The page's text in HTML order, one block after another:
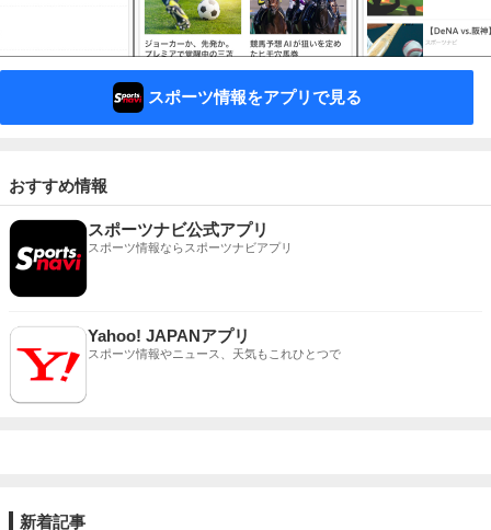
スポーツ情報をアプリで見る
おすすめ情報
スポーツナビ公式アプリ
スポーツ情報ならスポーツナビアプリ
Yahoo! JAPANアプリ
スポーツ情報やニュース、天気もこれひとつで
新着記事